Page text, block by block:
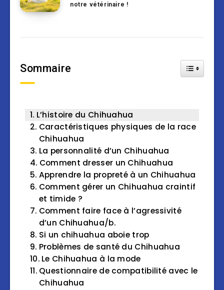
notre vétérinaire !
Sommaire Toggle
L’histoire du Chihuahua
Caractéristiques physiques de la race
Chihuahua
La personnalité d’un Chihuahua
Comment dresser un Chihuahua
Apprendre la propreté à un Chihuahua
Comment gérer un Chihuahua craintif
et timide ?
Comment faire face à l’agressivité
d’un Chihuahua/b.
Si un chihuahua aboie trop
Problèmes de santé du Chihuahua
Le Chihuahua à la mode
Questionnaire de compatibilité avec le
Chihuahua